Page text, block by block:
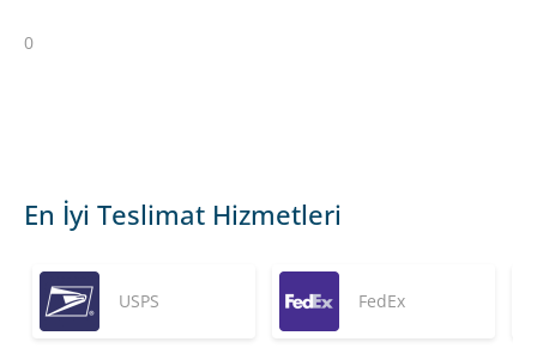
En İyi Teslimat Hizmetleri
USPS FedEx
0